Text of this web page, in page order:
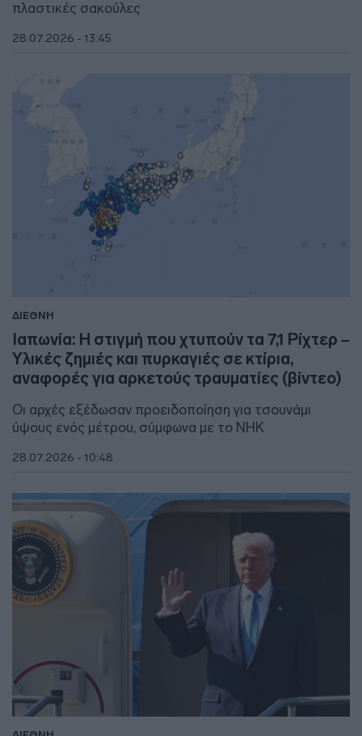
πλαστικές σακούλες
28.07.2026 - 13:45
ΔΙΕΘΝΗ
Ιαπωνία: Η στιγμή που χτυπούν τα 7,1 Ρίχτερ –
Υλικές ζημιές και πυρκαγιές σε κτίρια,
αναφορές για αρκετούς τραυματίες (βίντεο)
Οι αρχές εξέδωσαν προειδοποίηση για τσουνάμι
ύψους ενός μέτρου, σύμφωνα με το NHK
28.07.2026 - 10:48